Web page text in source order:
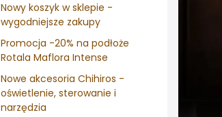
Nowy koszyk w sklepie -
wygodniejsze zakupy
Promocja -20% na podłoże
Rotala Maflora Intense
Nowe akcesoria Chihiros -
oświetlenie, sterowanie i
narzędzia